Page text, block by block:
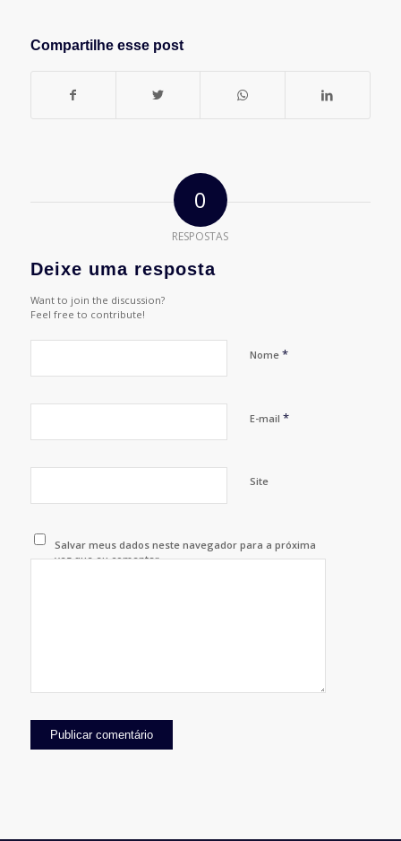
Compartilhe esse post
0
RESPOSTAS
Deixe uma resposta
Want to join the discussion?
Feel free to contribute!
Nome *
E-mail *
Site
Salvar meus dados neste navegador para a próxima
vez que eu comentar.